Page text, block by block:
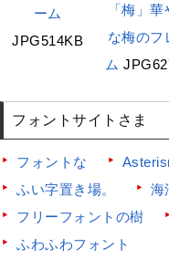
ーム
JPG514KB
「梅」
な梅のフ
ム
フォントサイトさま
フォントな
ふい字置き場。
海
フリーフォントの樹
ふわふわフォント